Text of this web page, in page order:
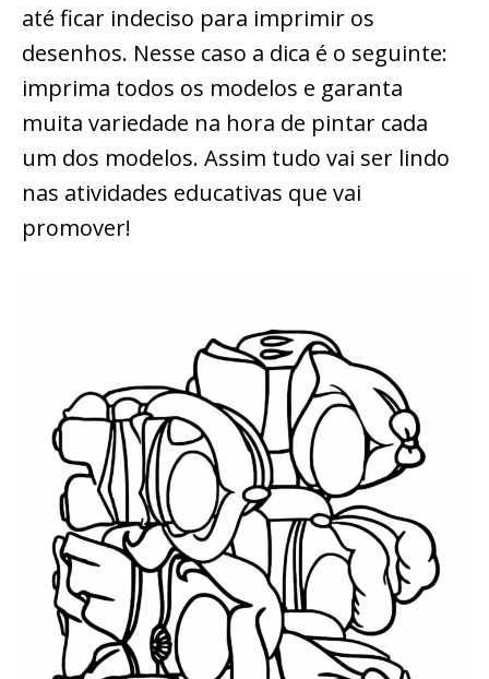
até ficar indeciso para imprimir os
desenhos. Nesse caso a dica é o seguinte:
imprima todos os modelos e garanta
muita variedade na hora de pintar cada
um dos modelos. Assim tudo vai ser lindo
nas atividades educativas que vai
promover!